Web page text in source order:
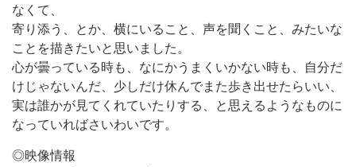
なくて、
寄り添う、とか、横にいること、声を聞くこと、みたいな
ことを描きたいと思いました。
心が曇っている時も、なにかうまくいかない時も、自分だ
けじゃないんだ、少しだけ休んでまた歩き出せたらいい、
実は誰かが見てくれていたりする、と思えるようなものに
なっていればさいわいです。
◎映像情報